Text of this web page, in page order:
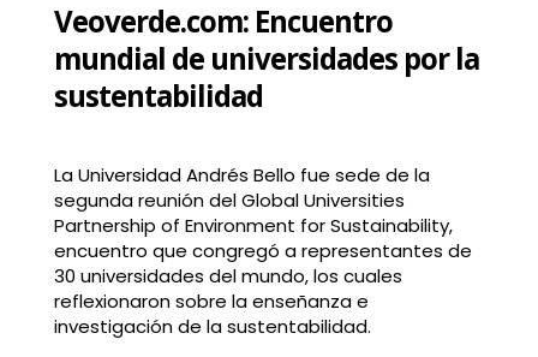
Veoverde.com: Encuentro
mundial de universidades por la
sustentabilidad
La Universidad Andrés Bello fue sede de la
segunda reunión del Global Universities
Partnership of Environment for Sustainability,
encuentro que congregó a representantes de
30 universidades del mundo, los cuales
reflexionaron sobre la enseñanza e
investigación de la sustentabilidad.